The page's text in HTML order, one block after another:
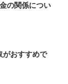
の関係につい
がおすすめで